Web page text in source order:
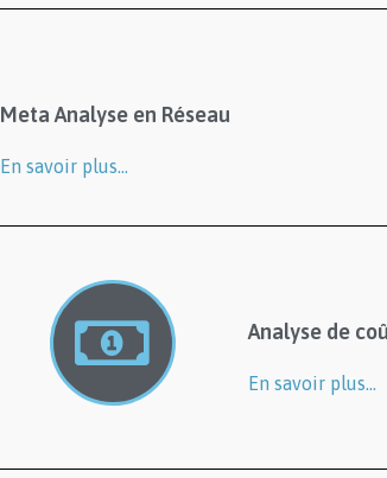
Meta Analyse en Réseau
En savoir plus…
Analyse de
En savoir plus…